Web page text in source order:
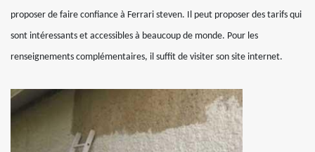
proposer de faire confiance à Ferrari steven. Il peut proposer des tarifs qui
sont intéressants et accessibles à beaucoup de monde. Pour les
renseignements complémentaires, il suffit de visiter son site internet.